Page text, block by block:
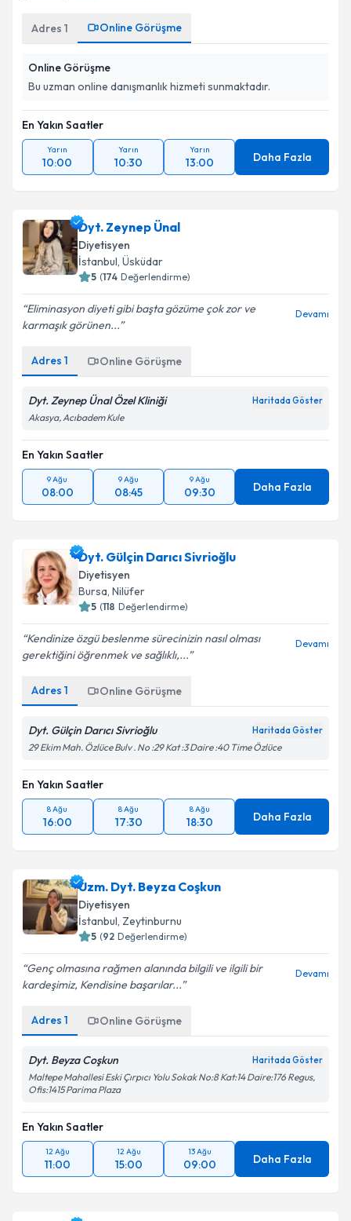
Adres 1 Online Görüşme
Online Görüşme
Bu uzman online danışmanlık hizmeti sunmaktadır.
En Yakın Saatler
Yarın
10:00
Yarın
10:30
Yarın
13:00 Daha Fazla
Dyt. Zeynep Ünal
Diyetisyen
İstanbul, Üsküdar
5 (174 Değerlendirme)
Eliminasyon diyeti gibi başta gözüme çok zor ve
karmaşık görünen...
Devamı
Adres 1 Online Görüşme
Dyt. Zeynep Ünal Özel Kliniği Haritada Göster
Akasya, Acıbadem Kule
En Yakın Saatler
9 Ağu
08:00
9 Ağu
08:45
9 Ağu
09:30 Daha Fazla
Dyt. Gülçin Darıcı Sivrioğlu
Diyetisyen
Bursa, Nilüfer
5 (118 Değerlendirme)
Kendinize özgü beslenme sürecinizin nasıl olması
gerektiğini öğrenmek ve sağlıklı,...
Devamı
Adres 1 Online Görüşme
Dyt. Gülçin Darıcı Sivrioğlu Haritada Göster
29 Ekim Mah. Özlüce Bulv . No :29 Kat :3 Daire :40 Time Özlüce
En Yakın Saatler
8 Ağu
16:00
8 Ağu
17:30
8 Ağu
18:30 Daha Fazla
Uzm. Dyt. Beyza Coşkun
Diyetisyen
İstanbul, Zeytinburnu
5 (92 Değerlendirme)
Genç olmasına rağmen alanında bilgili ve ilgili bir
kardeşimiz, Kendisine başarılar...
Devamı
Adres 1 Online Görüşme
Dyt. Beyza Coşkun Haritada Göster
Maltepe Mahallesi Eski Çırpıcı Yolu Sokak No:8 Kat:14 Daire:176 Regus,
Ofis:1415 Parima Plaza
En Yakın Saatler
12 Ağu
11:00
12 Ağu
15:00
13 Ağu
09:00 Daha Fazla